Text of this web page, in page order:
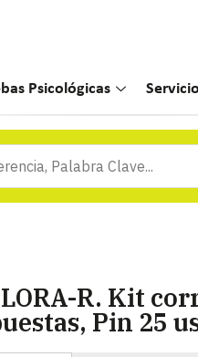
Psicológicas
R. Kit
Pin 25